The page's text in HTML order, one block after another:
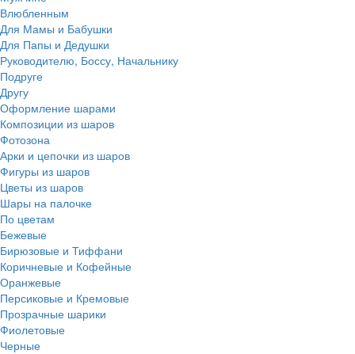
Влюбленным
Для Мамы и Бабушки
Для Папы и Дедушки
Руководителю, Боссу, Начальнику
Подруге
Другу
Оформление шарами
Композиции из шаров
Фотозона
Арки и цепочки из шаров
Фигуры из шаров
Цветы из шаров
Шары на палочке
По цветам
Бежевые
Бирюзовые и Тиффани
Коричневые и Кофейные
Оранжевые
Персиковые и Кремовые
Прозрачные шарики
Фиолетовые
Черные